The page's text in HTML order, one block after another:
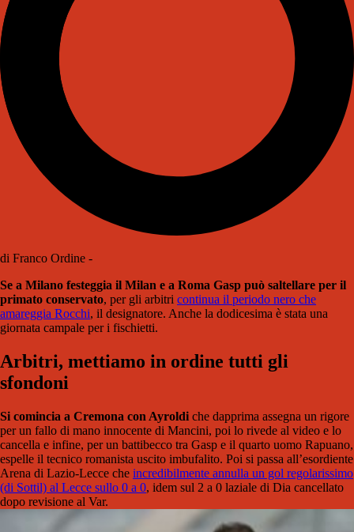
di Franco Ordine -
Se a Milano festeggia il Milan e a Roma Gasp può saltellare per il
primato conservato, per gli arbitri continua il periodo nero che
amareggia Rocchi, il designatore. Anche la dodicesima è stata una
giornata campale per i fischietti.
Arbitri, mettiamo in ordine tutti gli
sfondoni
Si comincia a Cremona con Ayroldi che dapprima assegna un rigore
per un fallo di mano innocente di Mancini, poi lo rivede al video e lo
cancella e infine, per un battibecco tra Gasp e il quarto uomo Rapuano,
espelle il tecnico romanista uscito imbufalito. Poi si passa all’esordiente
Arena di Lazio-Lecce che incredibilmente annulla un gol regolarissimo
(di Sottil) al Lecce sullo 0 a 0, idem sul 2 a 0 laziale di Dia cancellato
dopo revisione al Var.